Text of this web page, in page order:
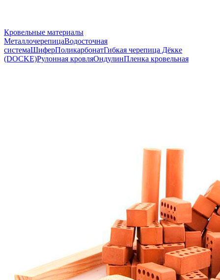
Кровельные материалы
МеталлочерепицаВодосточная
системаШиферПоликарбонатГибкая черепица Дёкке
(DOCKE)Рулонная кровляОндулинПленка кровельная